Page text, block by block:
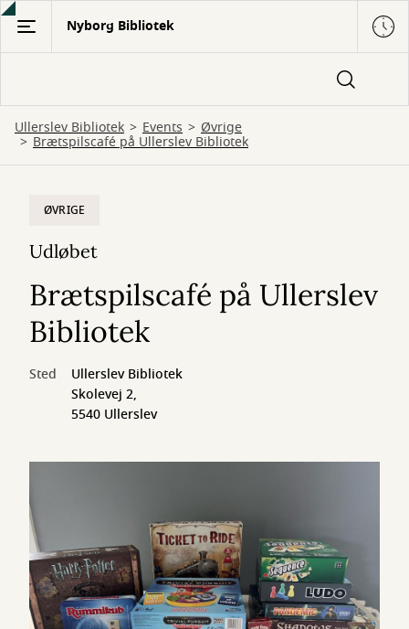
Gå
hovedindhold
Nyborg Bibliotek
Ullerslev Bibliotek Events Øvrige
Brætspilscafé på Ullerslev Bibliotek
ØVRIGE
Udløbet
Brætspilscafé på Ullerslev
Bibliotek
Sted
Ullerslev Bibliotek
Skolevej 2,
5540 Ullerslev